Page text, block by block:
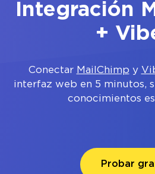
Integración
+
Conectar MailChimp y
interfaz web en 5 minutos,
conocimientos
Probar